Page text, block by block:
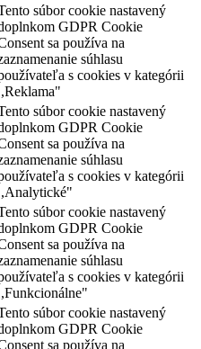
súbor cookie nastavený
GDPR Cookie
sa používa na
súhlasu
s cookies v kategórii
súbor cookie nastavený
GDPR Cookie
sa používa na
súhlasu
s cookies v kategórii
súbor cookie nastavený
GDPR Cookie
sa používa na
súhlasu
s cookies v kategórii
súbor cookie nastavený
GDPR Cookie
sa používa na